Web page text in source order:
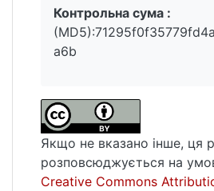
Контрольна сума :
a6b
Якщо не вказано інше, ця
розповсюджується на
Creative Commons